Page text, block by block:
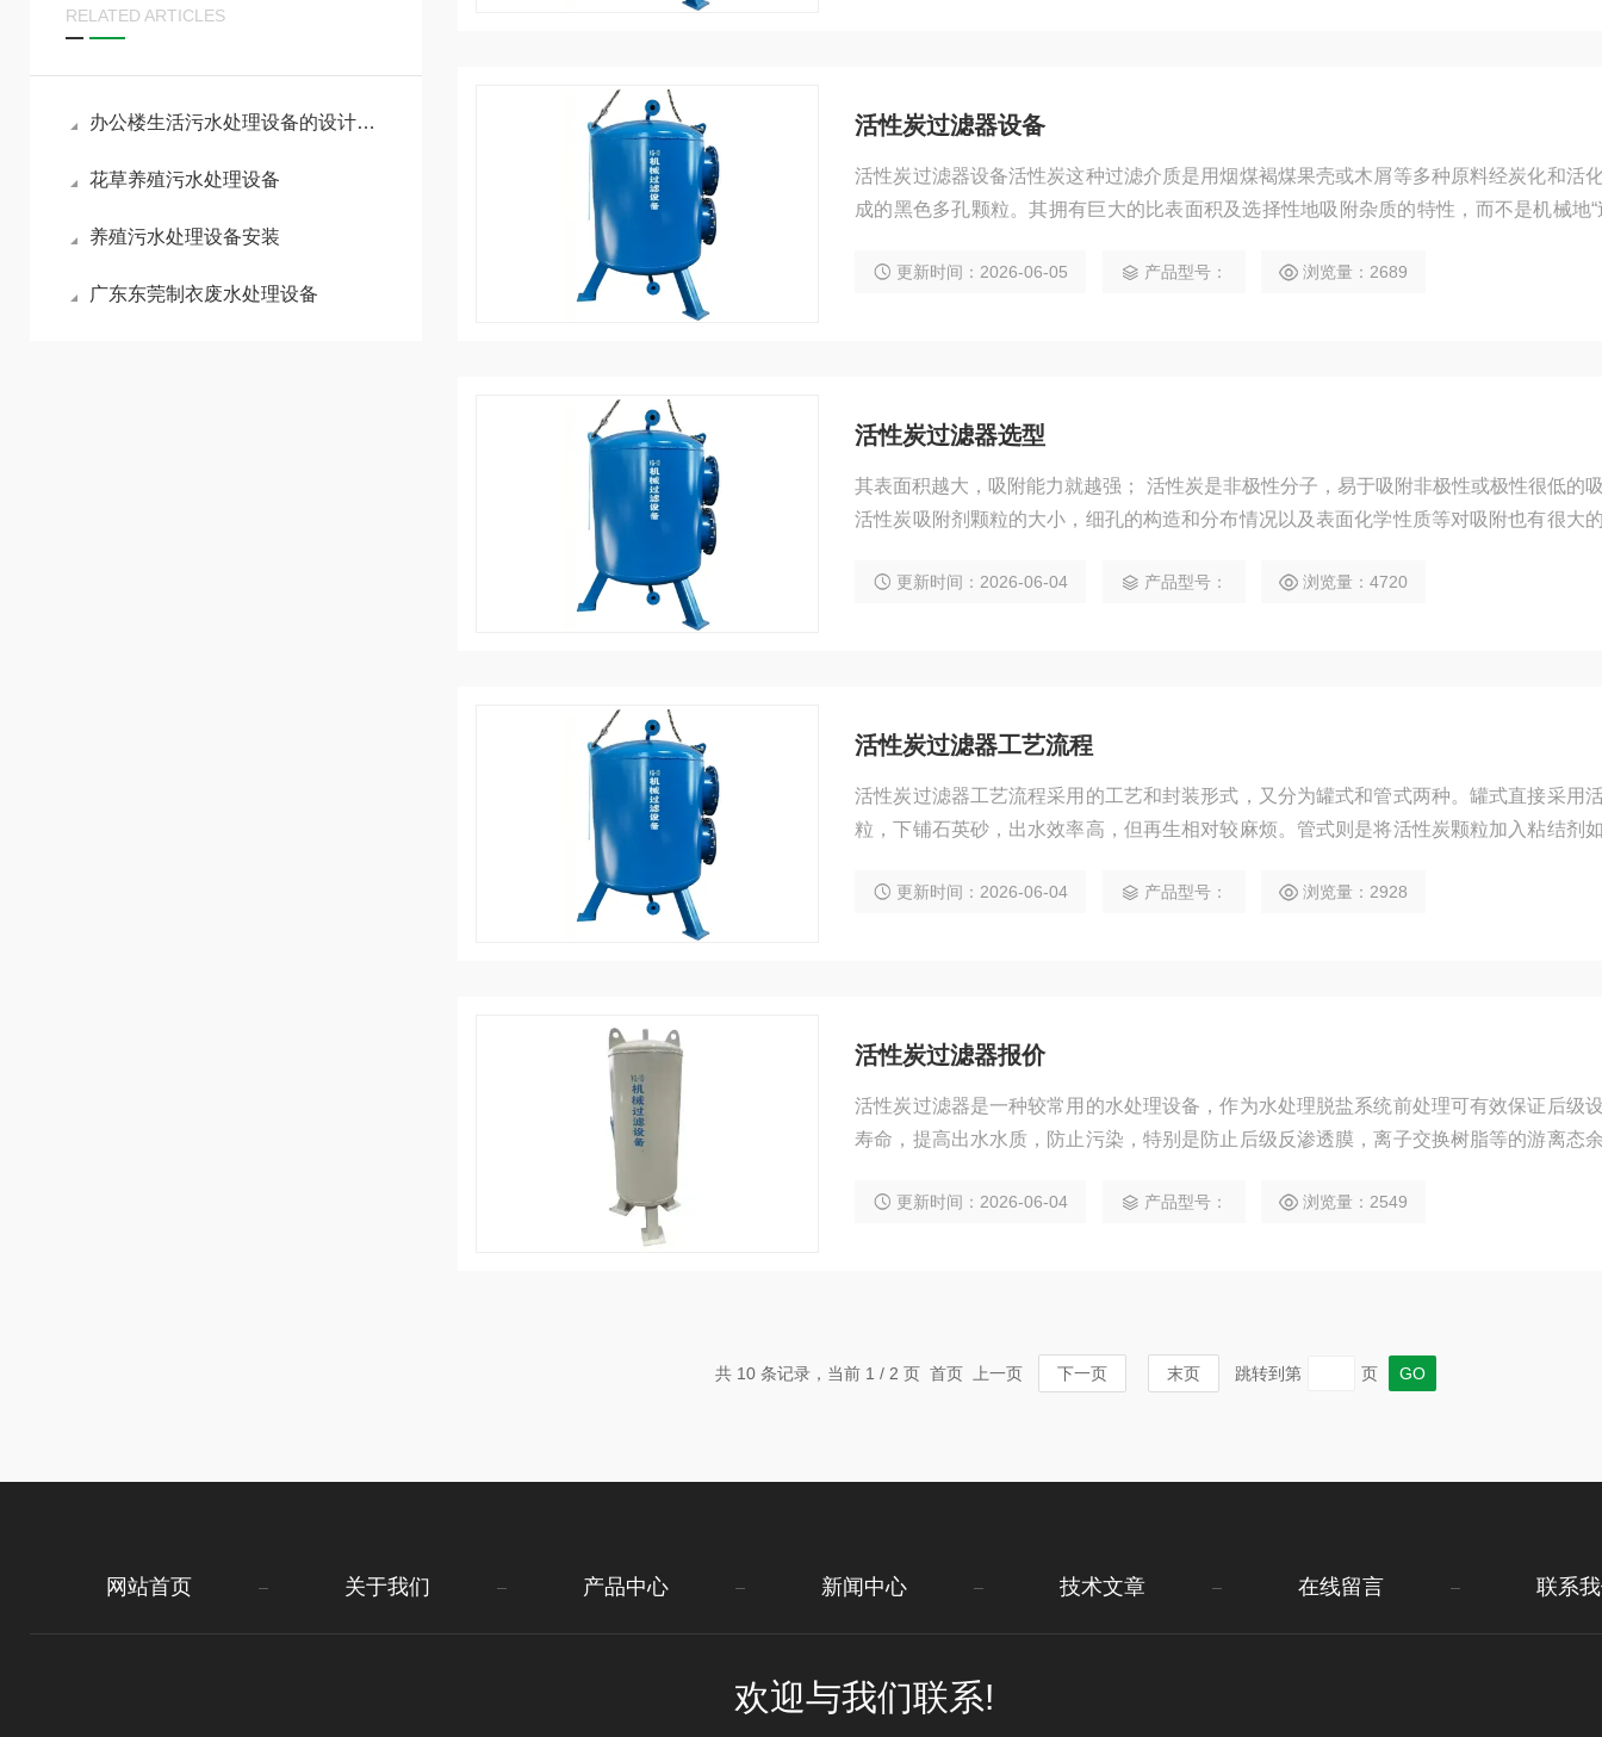
RELATED ARTICLES
办公楼生活污水处理设备的设计原则及设计范围
花草养殖污水处理设备
养殖污水处理设备安装
广东东莞制衣废水处理设备
活性炭过滤器设备
活性炭过滤器设备活性炭这种过滤介质是用烟煤褐煤果壳或木屑等多种原料经炭化和活
成的黑色多孔颗粒。其拥有巨大的比表面积及选择性地吸附杂质的特性，而不是机械地“
更新时间：2026-06-05 产品型号： 浏览量：2689
活性炭过滤器选型
其表面积越大，吸附能力就越强； 活性炭是非极性分子，易于吸附非极性或极性很低的
活性炭吸附剂颗粒的大小，细孔的构造和分布情况以及表面化学性质等对吸附也有很大
更新时间：2026-06-04 产品型号： 浏览量：4720
活性炭过滤器工艺流程
活性炭过滤器工艺流程采用的工艺和封装形式，又分为罐式和管式两种。罐式直接采用
粒，下铺石英砂，出水效率高，但再生相对较麻烦。管式则是将活性炭颗粒加入粘结剂
更新时间：2026-06-04 产品型号： 浏览量：2928
活性炭过滤器报价
活性炭过滤器是一种较常用的水处理设备，作为水处理脱盐系统前处理可有效保证后级
寿命，提高出水水质，防止污染，特别是防止后级反渗透膜，离子交换树脂等的游离态
更新时间：2026-06-04 产品型号： 浏览量：2549
共 10 条记录，当前 1 / 2 页 首页 上一页 下一页 末页 跳转到第 页
网站首页 关于我们 产品中心 新闻中心 技术文章 在线留言 联系
欢迎与我们联系!